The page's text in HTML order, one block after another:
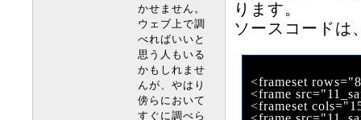
ります。
ソースコードは
<frameset
<frame
<frameset
かせません。
ウェブ上で調
べればいいと
思う人もいる
かもしれませ
んが、やはり
傍らにおいて
すぐに調べら